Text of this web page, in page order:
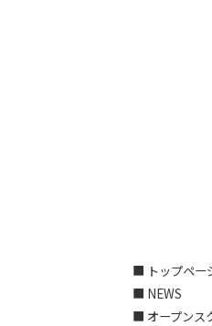
■ トップペー
■ NEWS
■ オープンス